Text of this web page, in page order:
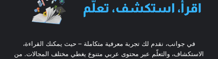
في جوانب، نقدم لك تجربة معرفية متكاملة – حيث يمكنك القراءة،
الاستكشاف، والتعلّم عبر محتوى عربي متنوع يغطي مختلف المجالات. من